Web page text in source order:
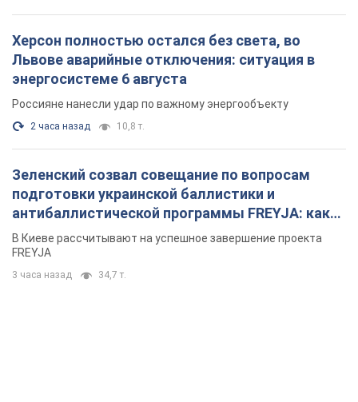
Херсон полностью остался без света, во
Львове аварийные отключения: ситуация в
энергосистеме 6 августа
Россияне нанесли удар по важному энергообъекту
2 часа назад 10,8 т.
Зеленский созвал совещание по вопросам
подготовки украинской баллистики и
антибаллистической программы FREYJA: какие
решения готовятся
В Киеве рассчитывают на успешное завершение проекта
FREYJA
3 часа назад 34,7 т.